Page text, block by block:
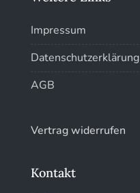
Impressum
Datenschutzerklärung
AGB
Vertrag widerrufen
Kontakt